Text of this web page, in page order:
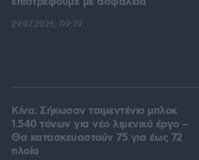
29.07.2026, 09:39
Κίνα: Σήκωσαν τσιμεντένιο μπλοκ
1.540 τόνων για νέο λιμενικό έργο –
Θα κατασκευαστούν 75 για έως 72
πλοία